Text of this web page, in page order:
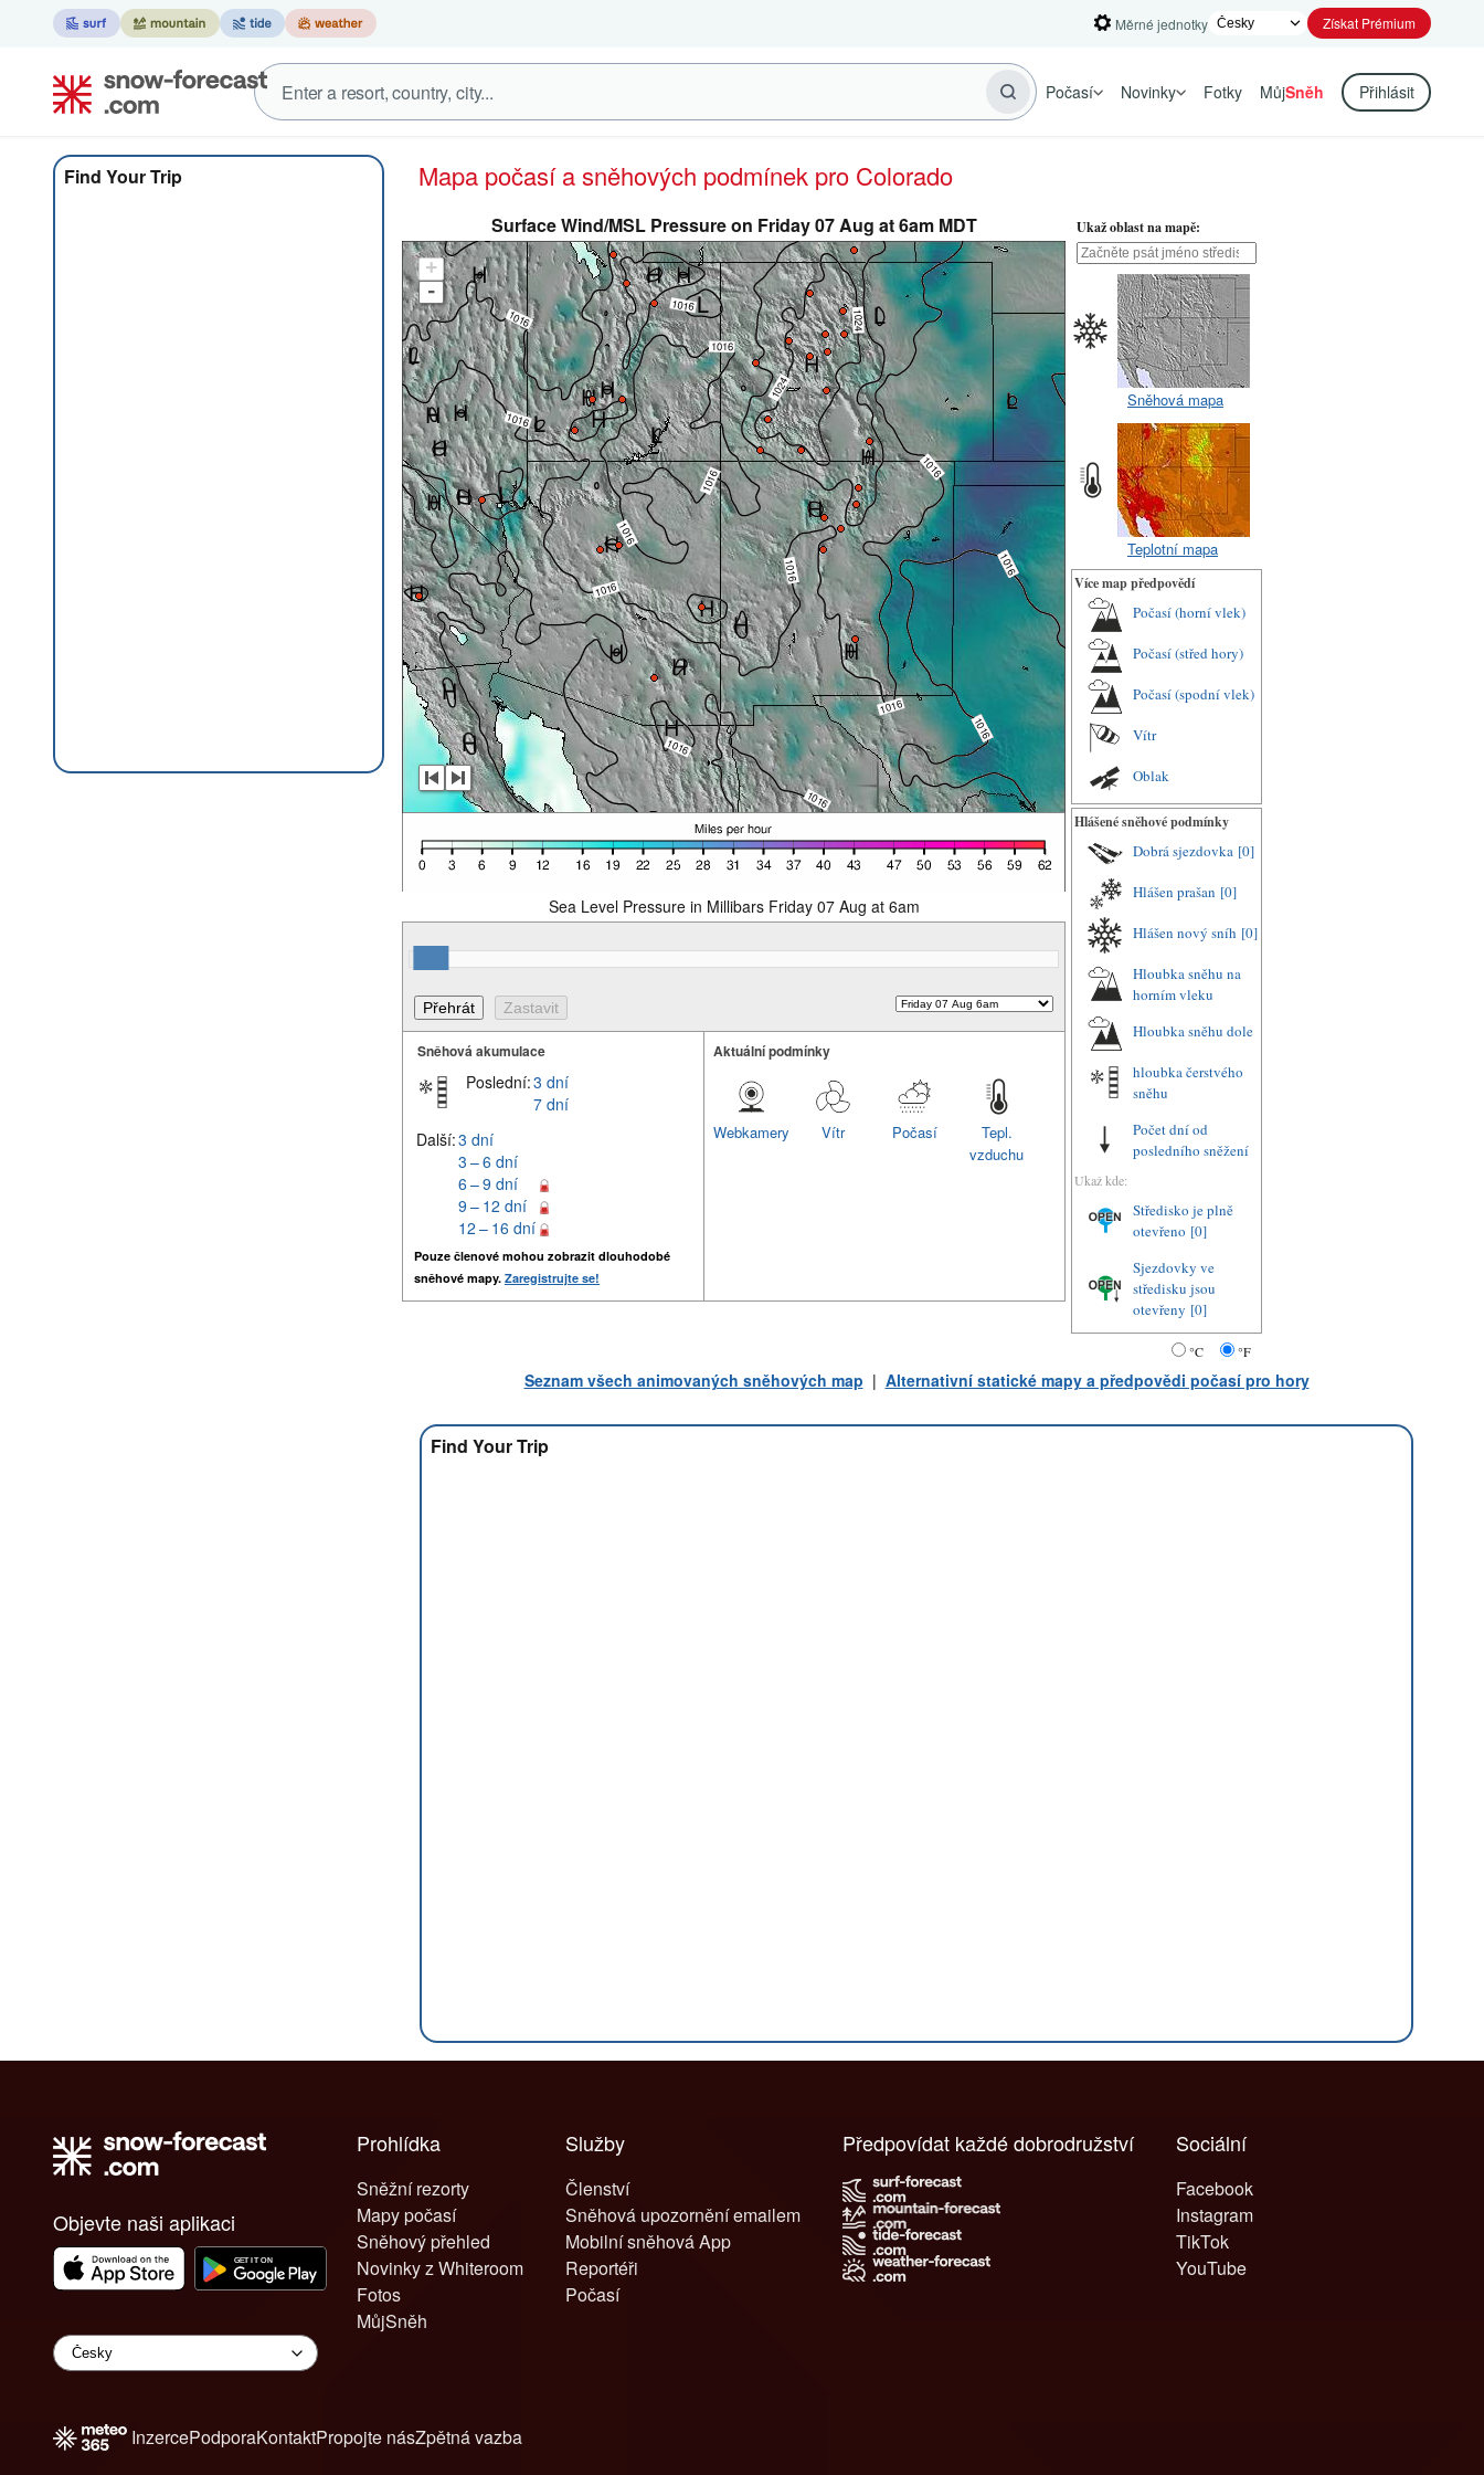
Měrné jednotky Získat Prémium
Počasí Novinky Fotky MůjSněh Přihlásit
Find Your Trip Mapa počasí a sněhových podmínek pro Colorado
Surface Wind/MSL Pressure on Friday 07 Aug at 6am MDT
+
-
Sea Level Pressure in Millibars Friday 07 Aug at 6am
Sněhová akumulace
Poslední:3 dní
7 dní
Další:3 dní
3 – 6 dní
6 – 9 dní
9 – 12 dní
12 – 16 dní
Pouze členové mohou zobrazit dlouhodobé
sněhové mapy. Zaregistrujte se!
Aktuální podmínky
Tepl.
vzduchu
Počasí
Vítr
Webkamery
Ukaž oblast na mapě:
Sněhová mapa
Teplotní mapa
Více map předpovědí
Počasí (horní vlek)
Počasí (střed hory)
Počasí (spodní vlek)
Vítr
Oblak
Hlášené sněhové podmínky
Dobrá sjezdovka [0]
Hlášen prašan [0]
Hlášen nový sníh [0]
Hloubka sněhu na
horním vleku
Hloubka sněhu dole
hloubka čerstvého
sněhu
Počet dní od
posledního sněžení
Ukaž kde:
Středisko je plně
otevřeno [0]
Sjezdovky ve
středisku jsou
otevřeny [0]
°C °F
Seznam všech animovaných sněhových map | Alternativní statické mapy a předpovědi počasí pro hory
Find Your Trip
Objevte naši aplikaci
Prohlídka
Sněžní rezorty
Mapy počasí
Sněhový přehled
Novinky z Whiteroom
Fotos
MůjSněh
Služby
Členství
Sněhová upozornění emailem
Mobilní sněhová App
Reportéři
Počasí
Sociální
Facebook
Instagram
TikTok
YouTube
Předpovídat každé dobrodružství
InzercePodporaKontaktPropojte násZpětná vazba